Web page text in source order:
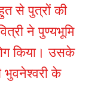
से पुत्रों की
ने पुण्यभूमि
किया। उसके
भुवनेश्वरी के